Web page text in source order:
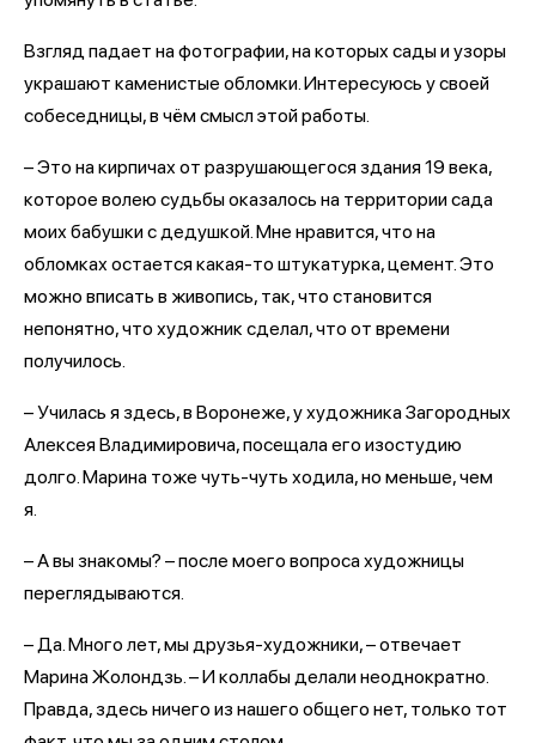
Взгляд падает на фотографии, на которых сады и узоры
украшают каменистые обломки. Интересуюсь у своей
собеседницы, в чём смысл этой работы.
– Это на кирпичах от разрушающегося здания 19 века,
которое волею судьбы оказалось на территории сада
моих бабушки с дедушкой. Мне нравится, что на
обломках остается какая-то штукатурка, цемент. Это
можно вписать в живопись, так, что становится
непонятно, что художник сделал, что от времени
получилось.
– Училась я здесь, в Воронеже, у художника Загородных
Алексея Владимировича, посещала его изостудию
долго. Марина тоже чуть-чуть ходила, но меньше, чем
я.
– А вы знакомы? – после моего вопроса художницы
переглядываются.
– Да. Много лет, мы друзья-художники, – отвечает
Марина Жолондзь. – И коллабы делали неоднократно.
Правда, здесь ничего из нашего общего нет, только тот